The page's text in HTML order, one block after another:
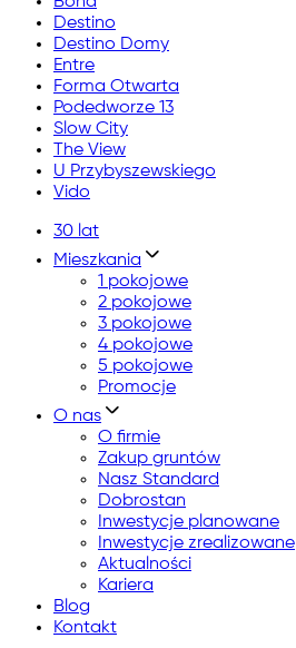
Destino
Destino Domy
Entre
Forma Otwarta
Podedworze 13
Slow City
The View
U Przybyszewskiego
Vido
30 lat
Mieszkania
1 pokojowe
2 pokojowe
3 pokojowe
4 pokojowe
5 pokojowe
Promocje
O nas
O firmie
Zakup gruntów
Nasz Standard
Dobrostan
Inwestycje planowane
Inwestycje zrealizowane
Aktualności
Kariera
Blog
Kontakt